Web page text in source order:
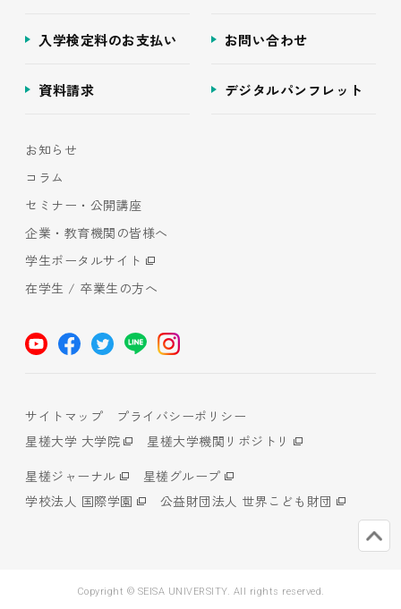
入学検定料のお支払い お問い合わせ
資料請求 デジタルパンフレット
お知らせ
コラム
セミナー・公開講座
企業・教育機関の皆様へ
学生ポータルサイト
在学生 / 卒業生の方へ
サイトマップ
プライバシーポリシー
星槎大学 大学院
星槎大学機関リポジトリ
星槎ジャーナル
星槎グループ
学校法人 国際学園
公益財団法人 世界こども財団
Copyright © SEISA UNIVERSITY. All rights reserved.